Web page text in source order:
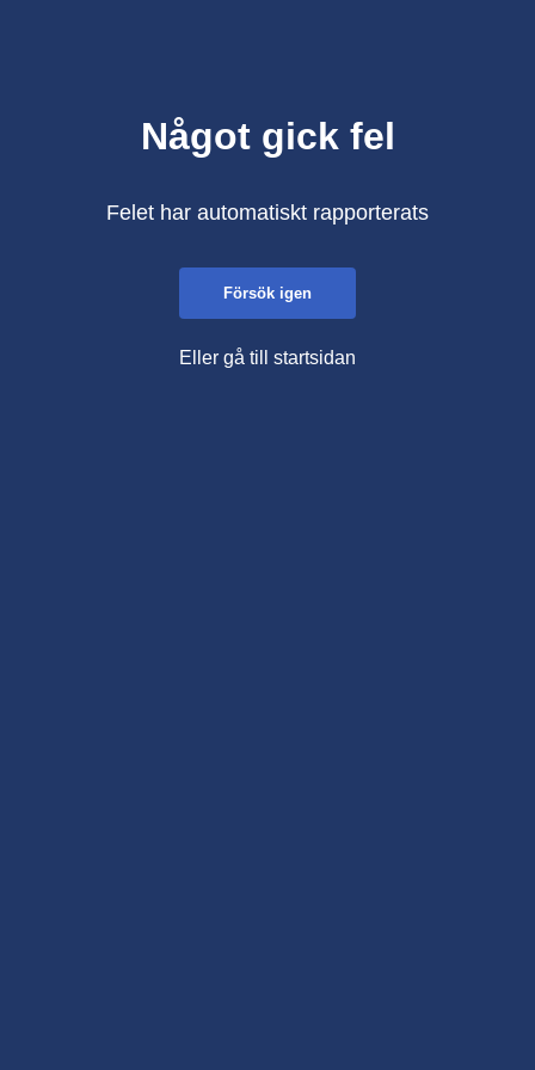
Något gick fel
Felet har automatiskt rapporterats
Försök igen
Eller gå till startsidan